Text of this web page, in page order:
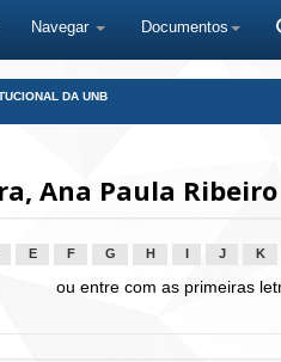
Navegar Documentos
DA UNB
Ana Paula Ribeiro
E F G H J K
ou entre com as primeiras